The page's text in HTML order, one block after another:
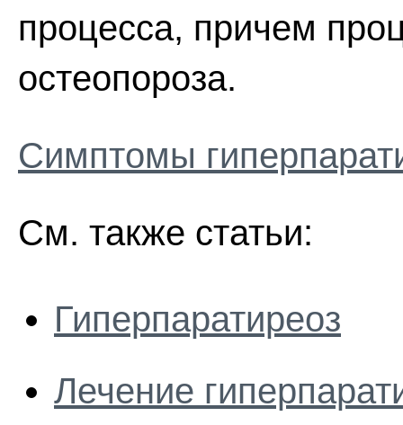
процесса, причем
остеопороза.
Симптомы
См. также статьи:
Гиперпаратиреоз
Лечение